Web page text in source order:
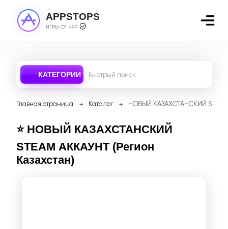
APPSTOPS
ИГРЫ ОТ 49Р
КАТЕГОРИИ
Главная страница Каталог НОВЫЙ КАЗАХСТАНСКИЙ STEAM
⭐️ НОВЫЙ КАЗАХСТАНСКИЙ
STEAM АККАУНТ (Регион
Казахстан)